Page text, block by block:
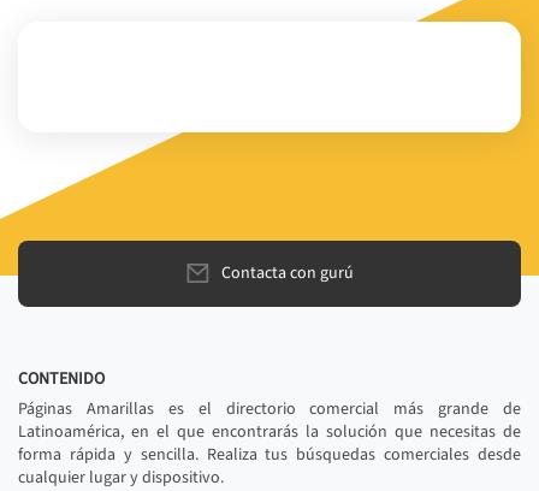
Contacta con gurú
CONTENIDO
Páginas Amarillas es el directorio comercial más grande de
Latinoamérica, en el que encontrarás la solución que necesitas de
forma rápida y sencilla. Realiza tus búsquedas comerciales desde
cualquier lugar y dispositivo.